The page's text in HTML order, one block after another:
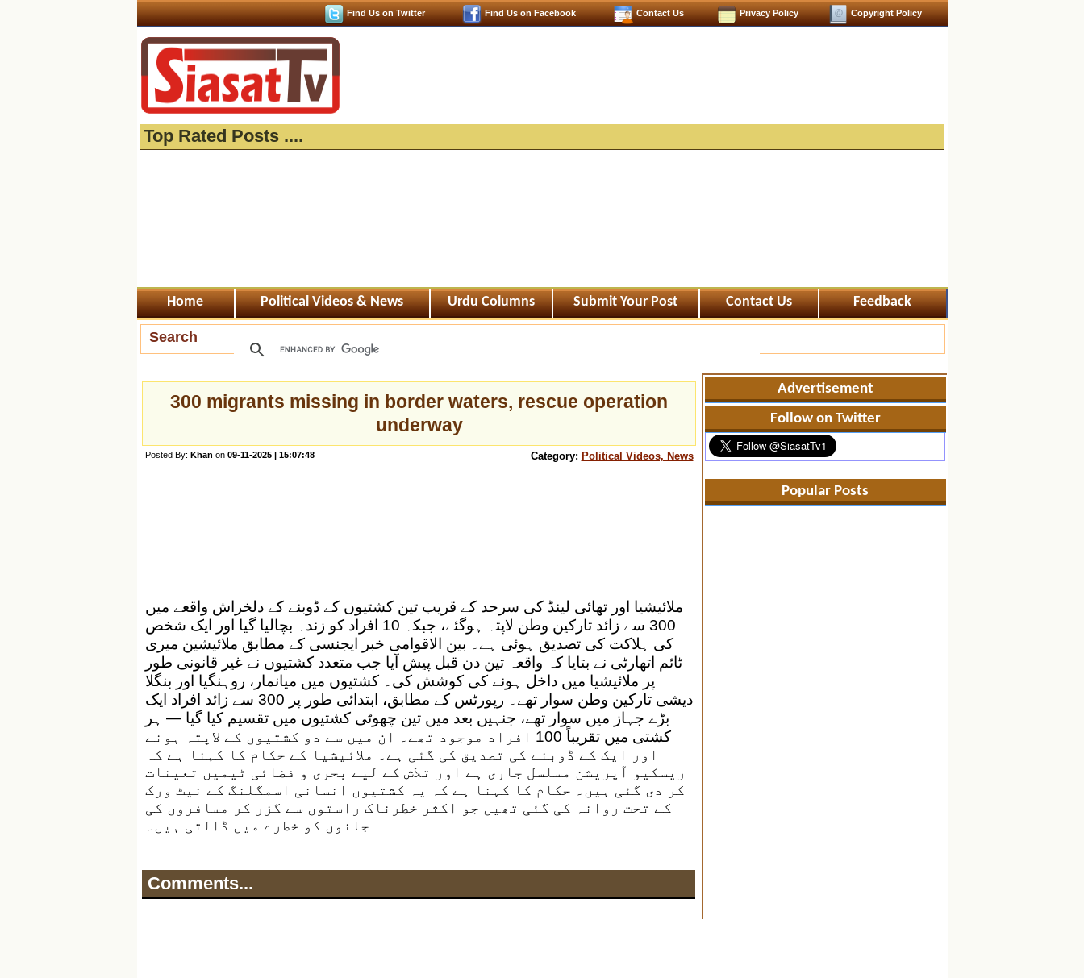
Copyright Policy
Privacy Policy
Contact Us
Find Us on Facebook
Find Us on Twitter
Top Rated Posts ....
Home Political Videos & News Urdu Columns Submit Your Post Contact Us Feedback
Search
300 migrants missing in border waters, rescue operation
underway
Posted By: Khan on 09-11-2025 | 15:07:48 Category: Political Videos, News
ملائیشیا اور تھائی لینڈ کی سرحد کے قریب تین کشتیوں کے ڈوبنے کے دلخراش واقعے میں
300 سے زائد تارکین وطن لاپتہ ہوگئے، جبکہ 10 افراد کو زندہ بچالیا گیا اور ایک شخص
کی ہلاکت کی تصدیق ہوئی ہے۔ بین الاقوامی خبر ایجنسی کے مطابق ملائیشین میری
ٹائم اتھارٹی نے بتایا کہ واقعہ تین دن قبل پیش آیا جب متعدد کشتیوں نے غیر قانونی طور
پر ملائیشیا میں داخل ہونے کی کوشش کی۔ کشتیوں میں میانمار، روہنگیا اور بنگلا
دیشی تارکین وطن سوار تھے۔ رپورٹس کے مطابق، ابتدائی طور پر 300 سے زائد افراد ایک
بڑے جہاز میں سوار تھے، جنہیں بعد میں تین چھوٹی کشتیوں میں تقسیم کیا گیا — ہر
کشتی میں تقریباً 100 افراد موجود تھے۔ ان میں سے دو کشتیوں کے لاپتہ ہونے
اور ایک کے ڈوبنے کی تصدیق کی گئی ہے۔ ملائیشیا کے حکام کا کہنا ہے کہ
ریسکیو آپریشن مسلسل جاری ہے اور تلاش کے لیے بحری و فضائی ٹیمیں تعینات
کر دی گئی ہیں۔ حکام کا کہنا ہے کہ یہ کشتیوں انسانی اسمگلنگ کے نیٹ ورک
کے تحت روانہ کی گئی تھیں جو اکثر خطرناک راستوں سے گزر کر مسافروں کی
جانوں کو خطرے میں ڈالتی ہیں۔
Comments...
Advertisement
Follow on Twitter
Popular Posts